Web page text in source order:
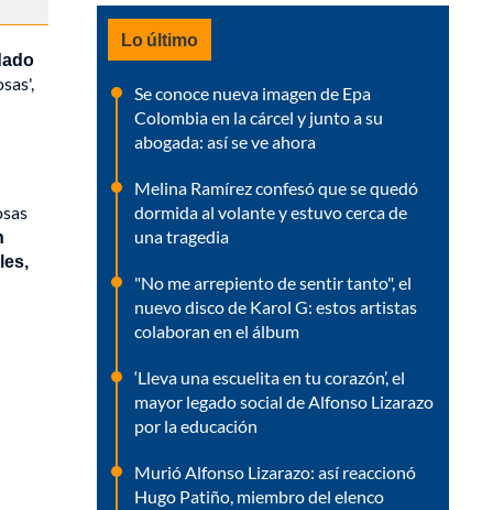
Lo último
Se conoce nueva imagen de Epa
Colombia en la cárcel y junto a su
abogada: así se ve ahora
Melina Ramírez confesó que se quedó
dormida al volante y estuvo cerca de
una tragedia
"No me arrepiento de sentir tanto", el
nuevo disco de Karol G: estos artistas
colaboran en el álbum
‘Lleva una escuelita en tu corazón’, el
mayor legado social de Alfonso Lizarazo
por la educación
Murió Alfonso Lizarazo: así reaccionó
Hugo Patiño, miembro del elenco